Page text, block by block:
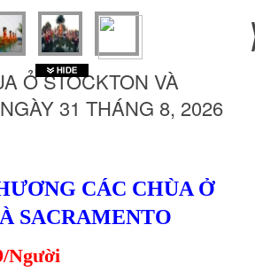
Ở STOCKTON VÀ
31 THÁNG 8, 2026
CÁC CHÙA Ở
SACRAMENTO
Người